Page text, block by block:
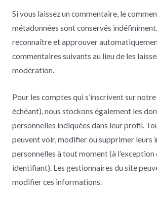
Si vous laissez un commentaire, le
métadonnées sont conservés
reconnaître et approuver
commentaires suivants au lieu de les
modération.
Pour les comptes qui s’inscrivent sur
échéant), nous stockons également les
personnelles indiquées dans leur profil.
peuvent voir, modifier ou supprimer leurs
personnelles à tout moment (à l’exception
identifiant). Les gestionnaires du site
modifier ces informations.